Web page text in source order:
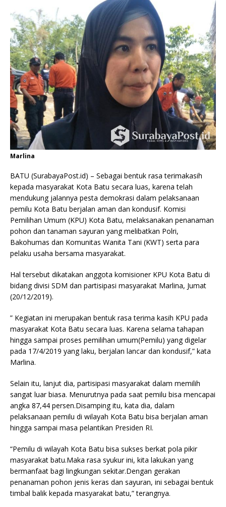
Marlina
BATU (SurabayaPost.id) – Sebagai bentuk rasa terimakasih
kepada masyarakat Kota Batu secara luas, karena telah
mendukung jalannya pesta demokrasi dalam pelaksanaan
pemilu Kota Batu berjalan aman dan kondusif. Komisi
Pemilihan Umum (KPU) Kota Batu, melaksanakan penanaman
pohon dan tanaman sayuran yang melibatkan Polri,
Bakohumas dan Komunitas Wanita Tani (KWT) serta para
pelaku usaha bersama masyarakat.
Hal tersebut dikatakan anggota komisioner KPU Kota Batu di
bidang divisi SDM dan partisipasi masyarakat Marlina, Jumat
(20/12/2019).
” Kegiatan ini merupakan bentuk rasa terima kasih KPU pada
masyarakat Kota Batu secara luas. Karena selama tahapan
hingga sampai proses pemilihan umum(Pemilu) yang digelar
pada 17/4/2019 yang laku, berjalan lancar dan kondusif,” kata
Marlina.
Selain itu, lanjut dia, partisipasi masyarakat dalam memilih
sangat luar biasa. Menurutnya pada saat pemilu bisa mencapai
angka 87,44 persen.Disamping itu, kata dia, dalam
pelaksanaan pemilu di wilayah Kota Batu bisa berjalan aman
hingga sampai masa pelantikan Presiden RI.
“Pemilu di wilayah Kota Batu bisa sukses berkat pola pikir
masyarakat batu.Maka rasa syukur ini, kita lakukan yang
bermanfaat bagi lingkungan sekitar.Dengan gerakan
penanaman pohon jenis keras dan sayuran, ini sebagai bentuk
timbal balik kepada masyarakat batu,” terangnya.